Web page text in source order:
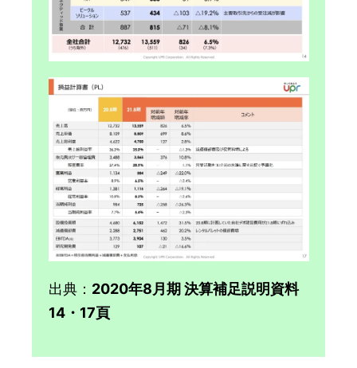
出典： 2020年8月期 決算補足説明資料
14・17頁